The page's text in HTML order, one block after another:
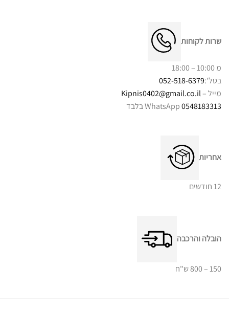
שרות לקוחות
מ 10:00 – 18:00
בטל':052-518-6379
מייל –Kipnis0402@gmail.co.il
0548183313
אחריות
12 חודשים
הובלה והרכבה
150 – 800 ש"ח